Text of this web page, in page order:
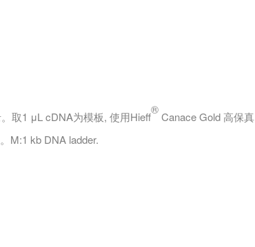
取1 μL cDNA为模板, 使用Hieff
®
Canace Gold 高保真
M:1 kb DNA ladder.